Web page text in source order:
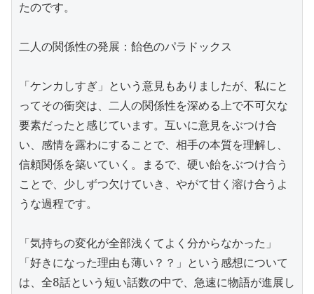
たのです。
二人の関係性の発展：飴色のパラドックス
「ケンカしすぎ」という意見もありましたが、私にと
ってその衝突は、二人の関係性を深める上で不可欠な
要素だったと感じています。互いに意見をぶつけ合
い、感情を露わにすることで、相手の本質を理解し、
信頼関係を築いていく。まるで、硬い飴をぶつけ合う
ことで、少しずつ欠けていき、やがて甘く溶け合うよ
うな過程です。
「気持ちの変化が全部浅くてよく分からなかった」
「好きになった理由も薄い？？」という感想について
は、全8話という短い話数の中で、急速に物語が進展し